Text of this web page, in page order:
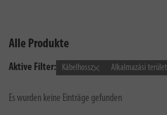
Alle Produkte
Aktive Filter: Kábelhossz Alkalmazási terület
Es wurden keine Einträge gefunden